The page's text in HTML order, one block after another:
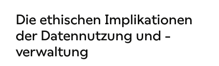
Die ethischen Implikationen
der Datennutzung und -
verwaltung